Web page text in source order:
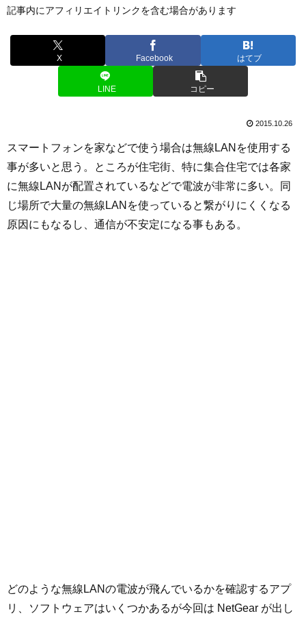
記事内にアフィリエイトリンクを含む場合があります
X Facebook はてブ
LINE コピー
2015.10.26
スマートフォンを家などで使う場合は無線LANを使用する
事が多いと思う。ところが住宅街、特に集合住宅では各家
に無線LANが配置されているなどで電波が非常に多い。同
じ場所で大量の無線LANを使っていると繋がりにくくなる
原因にもなるし、通信が不安定になる事もある。
どのような無線LANの電波が飛んでいるかを確認するアプ
リ、ソフトウェアはいくつかあるが今回は NetGear が出し